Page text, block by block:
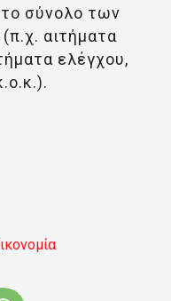
σύνολο των
αιτήματα
ελέγχου,